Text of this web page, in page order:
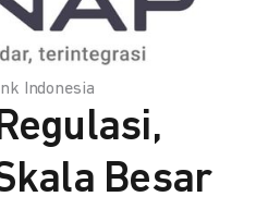
Indonesia
Besar